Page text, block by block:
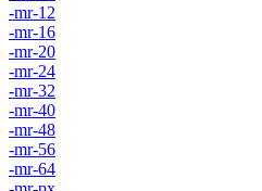
-mr-12
-mr-16
-mr-20
-mr-24
-mr-32
-mr-40
-mr-48
-mr-56
-mr-64